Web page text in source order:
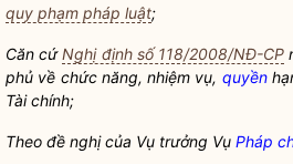
quy phạm pháp luật;
Căn cứNghị định số 118/2008/NĐ-CP
phủ về chức năng, nhiệm vụ, quyền
Tài chính;
Theo đề nghị của Vụ trưởng Vụ Pháp